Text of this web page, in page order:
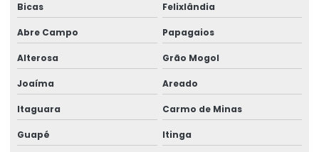
Treinamento para comitê de ergonomia
Treinamento para formação de comitê
Treinamento de implementação de formação de comitês
Bicas Felixlândia
Abre Campo Papagaios
Alterosa Grão Mogol
Joaíma Areado
Itaguara Carmo de Minas
Guapé Itinga